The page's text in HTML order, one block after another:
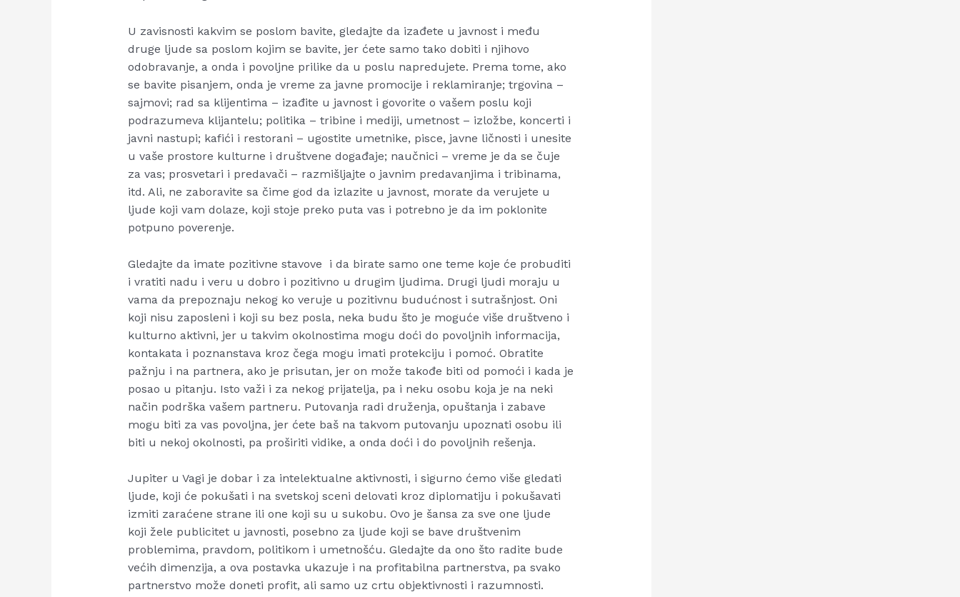
U zavisnosti kakvim se poslom bavite, gledajte da izađete u javnost i među
druge ljude sa poslom kojim se bavite, jer ćete samo tako dobiti i njihovo
odobravanje, a onda i povoljne prilike da u poslu napredujete. Prema tome, ako
se bavite pisanjem, onda je vreme za javne promocije i reklamiranje; trgovina –
sajmovi; rad sa klijentima – izađite u javnost i govorite o vašem poslu koji
podrazumeva klijantelu; politika – tribine i mediji, umetnost – izložbe, koncerti i
javni nastupi; kafići i restorani – ugostite umetnike, pisce, javne ličnosti i unesite
u vaše prostore kulturne i društvene događaje; naučnici – vreme je da se čuje
za vas; prosvetari i predavači – razmišljajte o javnim predavanjima i tribinama,
itd. Ali, ne zaboravite sa čime god da izlazite u javnost, morate da verujete u
ljude koji vam dolaze, koji stoje preko puta vas i potrebno je da im poklonite
potpuno poverenje.
Gledajte da imate pozitivne stavove i da birate samo one teme koje će probuditi
i vratiti nadu i veru u dobro i pozitivno u drugim ljudima. Drugi ljudi moraju u
vama da prepoznaju nekog ko veruje u pozitivnu budućnost i sutrašnjost. Oni
koji nisu zaposleni i koji su bez posla, neka budu što je moguće više društveno i
kulturno aktivni, jer u takvim okolnostima mogu doći do povoljnih informacija,
kontakata i poznanstava kroz čega mogu imati protekciju i pomoć. Obratite
pažnju i na partnera, ako je prisutan, jer on može takođe biti od pomoći i kada je
posao u pitanju. Isto važi i za nekog prijatelja, pa i neku osobu koja je na neki
način podrška vašem partneru. Putovanja radi druženja, opuštanja i zabave
mogu biti za vas povoljna, jer ćete baš na takvom putovanju upoznati osobu ili
biti u nekoj okolnosti, pa proširiti vidike, a onda doći i do povoljnih rešenja.
Jupiter u Vagi je dobar i za intelektualne aktivnosti, i sigurno ćemo više gledati
ljude, koji će pokušati i na svetskoj sceni delovati kroz diplomatiju i pokušavati
izmiti zaraćene strane ili one koji su u sukobu. Ovo je šansa za sve one ljude
koji žele publicitet u javnosti, posebno za ljude koji se bave društvenim
problemima, pravdom, politikom i umetnošću. Gledajte da ono što radite bude
većih dimenzija, a ova postavka ukazuje i na profitabilna partnerstva, pa svako
partnerstvo može doneti profit, ali samo uz crtu objektivnosti i razumnosti.